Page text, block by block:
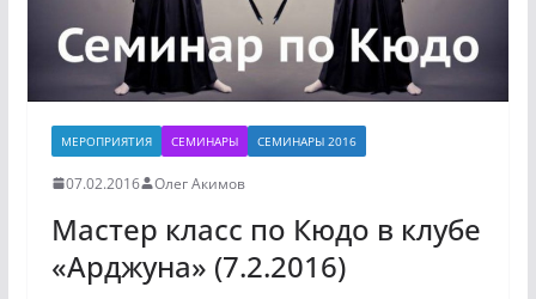
МЕРОПРИЯТИЯ СЕМИНАРЫ СЕМИНАРЫ 2016
07.02.2016 Олег Акимов
Мастер класс по Кюдо в клубе
«Арджуна» (7.2.2016)